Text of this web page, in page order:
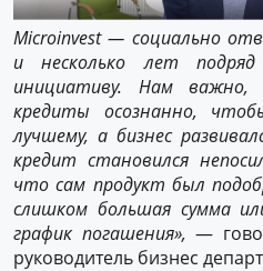
Microinvest — социально
и несколько лет
инициативу. Нам
кредиты осознанно,
лучшему, а бизнес
кредит становился
что сам продукт был
слишком большая сумма
график погашения», —
руководитель бизнес